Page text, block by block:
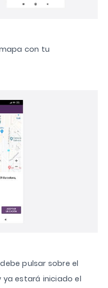
con tu
pulsar sobre el
ya estará iniciado el